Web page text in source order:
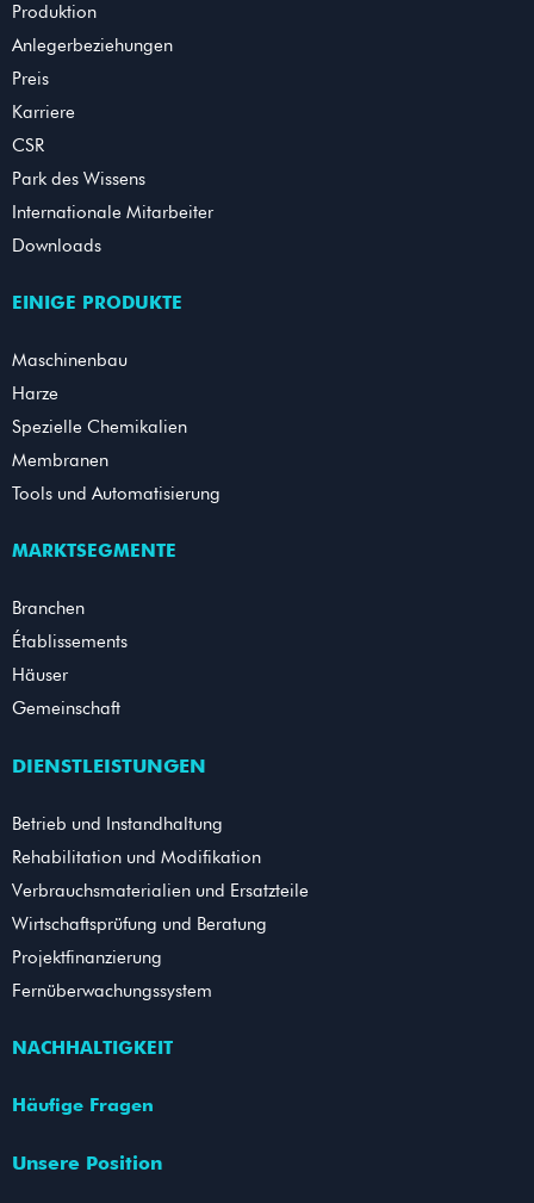
Produktion
Anlegerbeziehungen
Preis
Karriere
CSR
Park des Wissens
Internationale Mitarbeiter
Downloads
EINIGE PRODUKTE
Maschinenbau
Harze
Spezielle Chemikalien
Membranen
Tools und Automatisierung
MARKTSEGMENTE
Branchen
Établissements
Häuser
Gemeinschaft
DIENSTLEISTUNGEN
Betrieb und Instandhaltung
Rehabilitation und Modifikation
Verbrauchsmaterialien und Ersatzteile
Wirtschaftsprüfung und Beratung
Projektfinanzierung
Fernüberwachungssystem
NACHHALTIGKEIT
Häufige Fragen
Unsere Position